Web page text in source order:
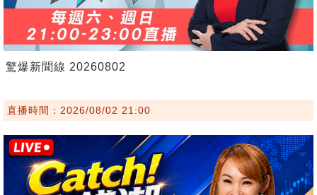
驚爆新聞線 20260802
直播時間：2026/08/02 21:00